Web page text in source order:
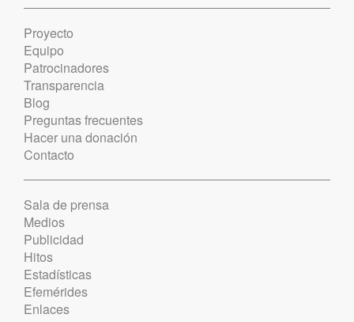
Proyecto
Equipo
Patrocinadores
Transparencia
Blog
Preguntas frecuentes
Hacer una donación
Contacto
Sala de prensa
Medios
Publicidad
Hitos
Estadísticas
Efemérides
Enlaces